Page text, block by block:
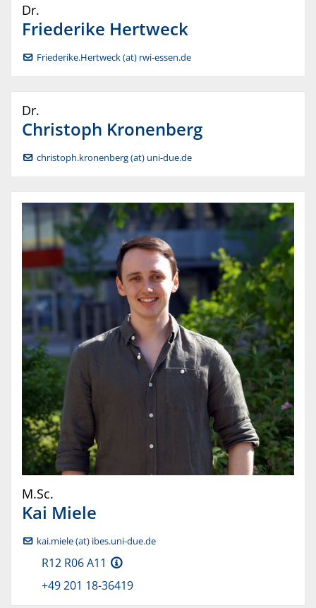
Dr.
Friederike Hertweck
Friederike.Hertweck (at) rwi-essen.de
Dr.
Christoph Kronenberg
christoph.kronenberg (at) uni-due.de
M.Sc.
Kai Miele
kai.miele (at) ibes.uni-due.de
R12 R06 A11
+49 201 18-36419